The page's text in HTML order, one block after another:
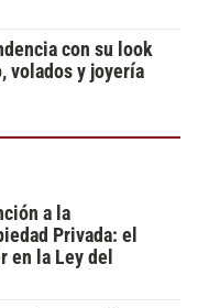
con su look
volados y joyería
a la
Privada: el
en la Ley del